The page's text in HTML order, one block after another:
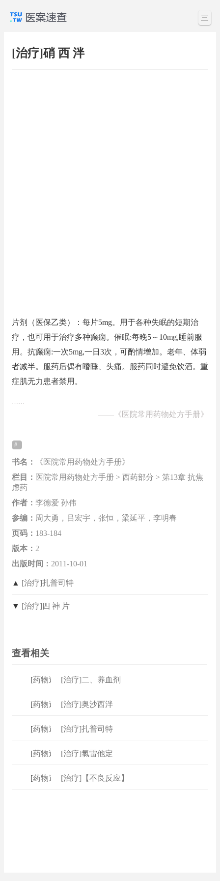
三
[治疗]硝 西 泮
片剂（医保乙类）：每片5mg。用于各种失眠的短期治
疗，也可用于治疗多种癫痫。催眠:每晚5～10mg,睡前服
用。抗癫痫:一次5mg,一日3次，可酌情增加。老年、体弱
者减半。服药后偶有嗜睡、头痛。服药同时避免饮酒。重
症肌无力患者禁用。
—— 《医院常用药物处方手册》
书名：
《医院常用药物处方手册》
栏目： 医院常用药物处方手册 > 西药部分 > 第13章 抗焦
虑药
作者： 李德爱 孙伟
参编： 周大勇，吕宏宇，张恒，梁延平，李明春
页码： 183-184
版本： 2
出版时间： 2011-10-01
▲ [治疗]扎普司特
▼ [治疗]四 神 片
查看相关
药物速查]
[治疗]二、养血剂
药物速查]
[治疗]奥沙西泮
药物速查]
[治疗]扎普司特
药物速查]
[治疗]氯雷他定
药物速查]
[治疗]【不良反应】